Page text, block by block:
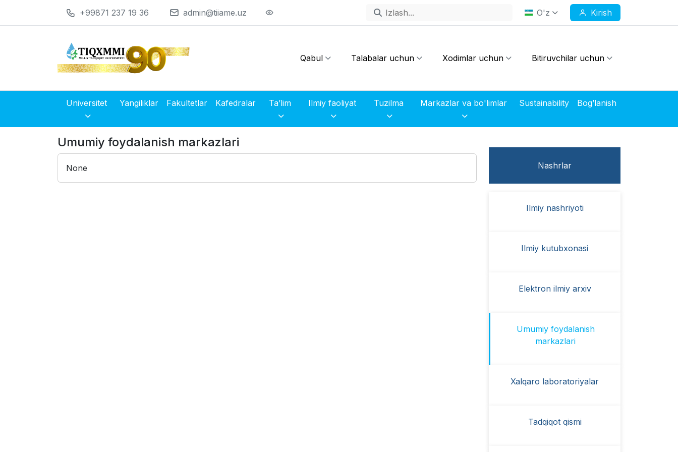
+99871 237 19 36 admin@tiiame.uz O'z Kirish
Qabul Talabalar uchun Xodimlar uchun Bitiruvchilar uchun
Yangiliklar Fakultetlar Kafedralar Ta’lim Tuzilma Markazlar va bo'limlar Sustainability Bog’lanish
Umumiy foydalanish markazlari
None Nashrlar
Ilmiy nashriyoti
Ilmiy kutubxonasi
Elektron ilmiy arxiv
Umumiy foydalanish
markazlari
Xalqaro laboratoriyalar
Tadqiqot qismi